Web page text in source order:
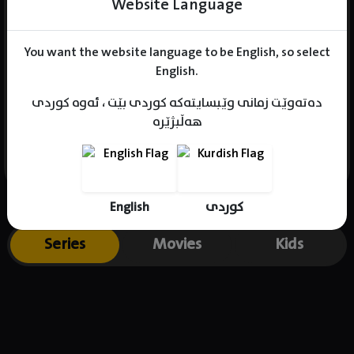
You want the website language to be English, so select
English.
دەتەوێت زمانی وێبسایتەکە کوردی بێت ، ئەوە کوردی
هەڵبژێرە
English کوردی
Name : Mankyu
Born :
Series Movies Kids